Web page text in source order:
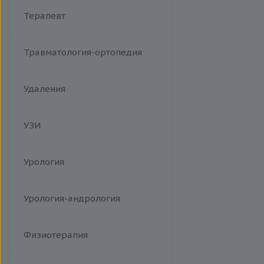
Терапевт
Травматология-ортопедия
Удаления
УЗИ
Урология
Урология-андрология
Физиотерапия